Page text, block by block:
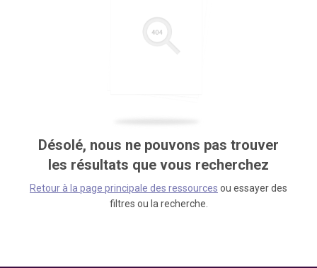
Désolé, nous ne pouvons pas trouver
les résultats que vous recherchez
Retour à la page principale des ressources ou essayer des
filtres ou la recherche.